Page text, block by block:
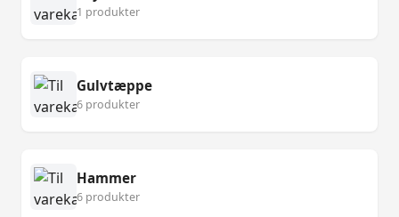
1 produkter
Gulvtæppe
6 produkter
Hammer
6 produkter